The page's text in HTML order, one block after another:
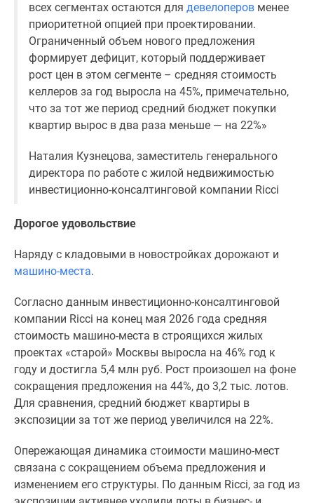
ипотека
Квартиры
скидками
Видео
новостроек
Субсидированная
застройщиком
Поиск
Москве
Программа
Новостройки
премиум-
класса
Новостройки
класса
Рассрочка
Траншевая
ипотека
всех сегментах остаются для девелоперов менее
приоритетной опцией при проектировании.
Ограниченный объем нового предложения
формирует дефицит, который поддерживает
рост цен в этом сегменте – средняя стоимость
келлеров за год выросла на 45%, примечательно,
что за тот же период средний бюджет покупки
квартир вырос в два раза меньше — на 22%»
Наталия Кузнецова, заместитель генерального
директора по работе с жилой недвижимостью
инвестиционно-консалтинговой компании Ricci
Дорогое удовольствие
Наряду с кладовыми в новостройках дорожают и
машино-места.
Согласно данным инвестиционно-консалтинговой
компании Ricci на конец мая 2026 года средняя
стоимость машино-места в строящихся жилых
проектах «старой» Москвы выросла на 46% год к
году и достигла 5,4 млн руб. Рост произошел на фоне
сокращения предложения на 44%, до 3,2 тыс. лотов.
Для сравнения, средний бюджет квартиры в
экспозиции за тот же период увеличился на 22%.
Опережающая динамика стоимости машино-мест
связана с сокращением объема предложения и
изменением его структуры. По данным Ricci, за год из